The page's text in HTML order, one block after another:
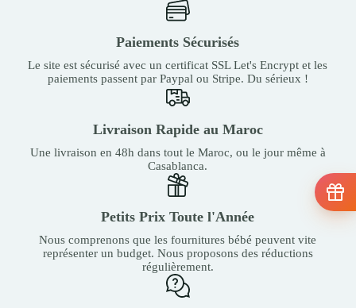
Paiements Sécurisés
Le site est sécurisé avec un certificat SSL Let's Encrypt et les
paiements passent par Paypal ou Stripe. Du sérieux !
Livraison Rapide au Maroc
Une livraison en 48h dans tout le Maroc, ou le jour même à
Casablanca.
Petits Prix Toute l'Année
Nous comprenons que les fournitures bébé peuvent vite
représenter un budget. Nous proposons des réductions
régulièrement.